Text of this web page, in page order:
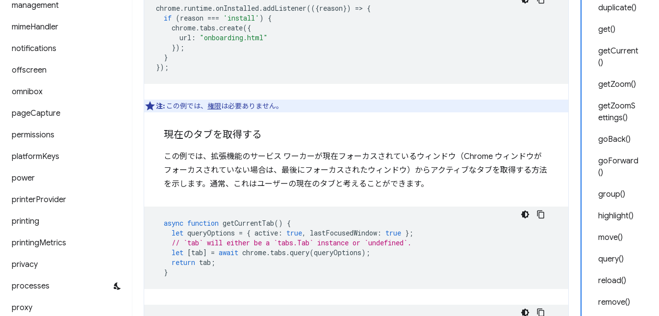
management
mimeHandler
notifications
offscreen
omnibox
pageCapture
permissions
platformKeys
power
printerProvider
printing
printingMetrics
privacy
processes
proxy
duplicate()
get()
getCurrent
()
getZoom()
getZoomS
ettings()
goBack()
goForward
()
group()
highlight()
move()
query()
reload()
remove()
chrome. runtime.onInstalled .addListener(({reason}) => {
if (reason === 'install' )
{
chrome. tabs .create({
url :
"onboarding.html"
});
}
});
注: この例では、 権限は必要ありません。
現在のタブを取得する
この例では、拡張機能のサービス ワーカーが現在フォーカスされているウィンドウ（Chrome ウィンドウが
フォーカスされていない場合は、最後にフォーカスされたウィンドウ）からアクティブなタブを取得する方法
を示します。通常、これはユーザーの現在のタブと考えることができます。
async function getCurrentTab()
{
let queryOptions = { active : true, lastFocusedWindow : true };
// `tab` will either be a `tabs.Tab` instance or `undefined`.
let [tab] = await chrome. tabs .query(queryOptions);
return tab ;
}